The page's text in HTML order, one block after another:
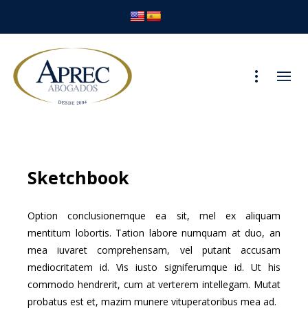
Sketchbook
Option conclusionemque ea sit, mel ex aliquam
mentitum lobortis. Tation labore numquam at duo, an
mea iuvaret comprehensam, vel putant accusam
mediocritatem id. Vis iusto signiferumque id. Ut his
commodo hendrerit, cum at verterem intellegam. Mutat
probatus est et, mazim munere vituperatoribus mea ad.